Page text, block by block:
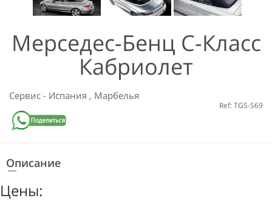
Мерседес-Бенц С-Класс
Кабриолет
Сервис - Испания , Марбелья
Ref: TGS-S69
Описание
Цены: